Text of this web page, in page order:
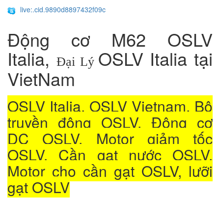
live:.cid.9890d8897432f09c
Động cơ M62 OSLV
Italia, Đại Lý OSLV Italia tại
VietNam
OSLV Italia, OSLV Vietnam, Bộ
truyền động OSLV, Đông cơ
DC OSLV, Motor giảm tốc
OSLV, Cần gạt nước OSLV,
Motor cho cần gạt OSLV, lưỡi
gạt OSLV